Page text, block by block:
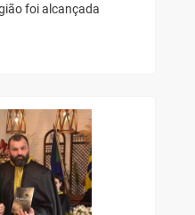
foi alcançada